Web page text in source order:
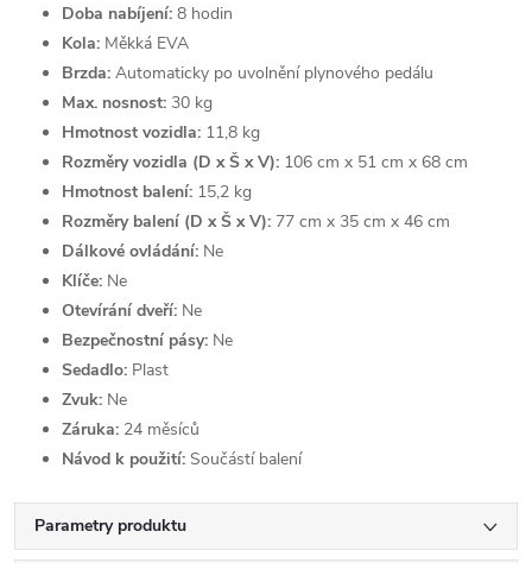
Doba nabíjení: 8 hodin
Kola: Měkká EVA
Brzda: Automaticky po uvolnění plynového pedálu
Max. nosnost: 30 kg
Hmotnost vozidla: 11,8 kg
Rozměry vozidla (D x Š x V): 106 cm x 51 cm x 68 cm
Hmotnost balení: 15,2 kg
Rozměry balení (D x Š x V): 77 cm x 35 cm x 46 cm
Dálkové ovládání: Ne
Klíče: Ne
Otevírání dveří: Ne
Bezpečnostní pásy: Ne
Sedadlo: Plast
Zvuk: Ne
Záruka: 24 měsíců
Návod k použití: Součástí balení
Parametry produktu